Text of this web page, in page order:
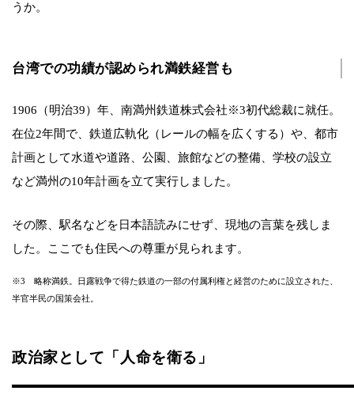
うか。
台湾での功績が認められ満鉄経営も
1906（明治39）年、南満州鉄道株式会社※3初代総裁に就任。
在位2年間で、鉄道広軌化（レールの幅を広くする）や、都市
計画として水道や道路、公園、旅館などの整備、学校の設立
など満州の10年計画を立て実行しました。
その際、駅名などを日本語読みにせず、現地の言葉を残しま
した。ここでも住民への尊重が見られます。
※3 略称満鉄。日露戦争で得た鉄道の一部の付属利権と経営のために設立された、
半官半民の国策会社。
政治家として「人命を衛る」